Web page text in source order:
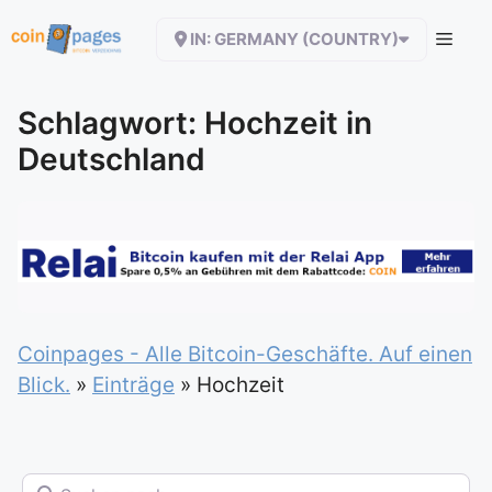
Inhalt
IN: GERMANY (COUNTRY)
Schlagwort: Hochzeit in
Deutschland
Coinpages - Alle Bitcoin-Geschäfte. Auf einen
Blick. » Einträge » Hochzeit
Suchen nach